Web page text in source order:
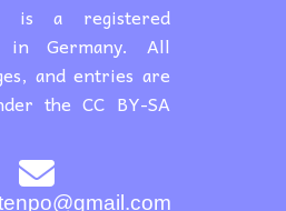
is a registered
in Germany. All
and entries are
the CC BY-SA